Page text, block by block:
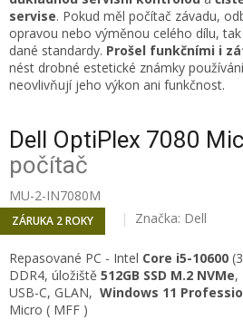
servise. Pokud měl počítač závadu,
opravou nebo výměnou celého dílu,
dané standardy. Prošel funkčními i
nést drobné estetické známky
neovlivňují jeho výkon ani funkčnost.
Dell OptiPlex 7080
počítač
MU-2-IN7080M
ZÁRUKA 2 ROKY Značka: Dell
Repasované PC - Intel Core i5-10600
DDR4, úložiště 512GB SSD M.2 NVMe,
USB-C, GLAN, Windows 11
Micro ( MFF )